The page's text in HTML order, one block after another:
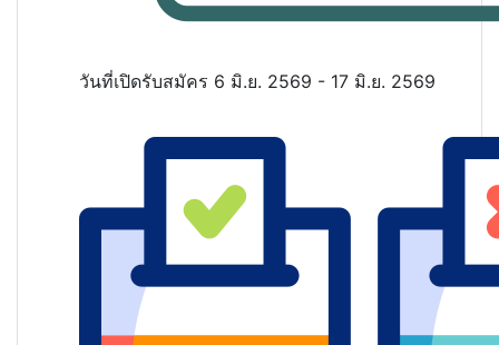
วันที่เปิดรับสมัคร 6 มิ.ย. 2569 - 17 มิ.ย. 2569